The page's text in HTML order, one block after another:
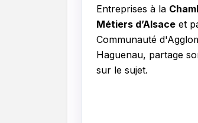
Entreprises à la
Métiers d’Alsace et
Communauté
Haguenau, partage
sur le sujet.